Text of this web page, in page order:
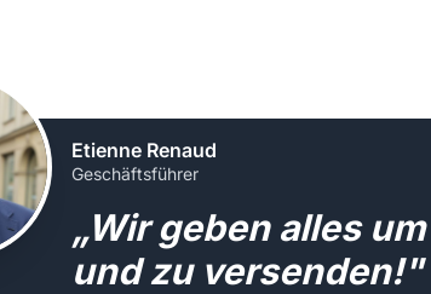
Etienne Renaud
Geschäftsführer
„Wir geben alles
und zu versenden!"